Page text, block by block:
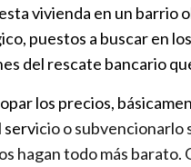
vivienda en un barrio
puestos a buscar en
del rescate bancario
los precios,
servicio o subvencionarlo
hagan todo más barato.